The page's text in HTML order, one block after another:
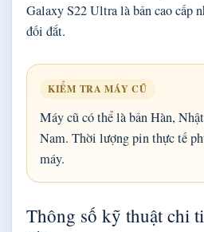
Galaxy S22 Ultra là bản cao cấp
đối đắt.
KIỂM TRA MÁY CŨ
Máy cũ có thể là bản Hàn,
Nam. Thời lượng pin thực tế
máy.
Thông số kỹ thuật chi